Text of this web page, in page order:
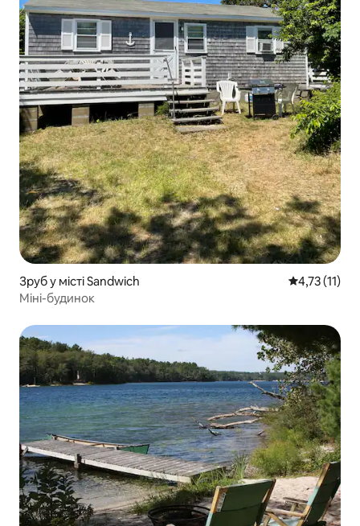
Зруб у місті Sandwich Середня
4,73 (11)
Міні-будинок